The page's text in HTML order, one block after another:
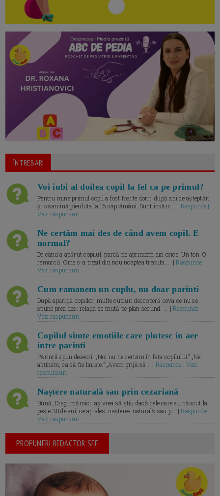
ÎNTREBARI
Voi iubi al doilea copil la fel ca pe primul?
Pentru mine primul copil a fost foarte dorit, după ani de așteptări
și o sarcină pierduta la 16 săptămâni. Sunt însărc... | Raspunde |
Vezi raspunsuri
Ne certăm mai des de când avem copil. E
normal?
De când a apărut copilul, parcă ne aprindem din orice. Un ton. O
remarcă. Cine s-a trezit din nou noaptea trecuta.... |Raspunde |
Vezi raspunsuri
Cum ramanem un cuplu, nu doar parinti
După apariția copiilor, multe cupluri descoperă ceva ce nu se
spune prea des: relația se mută pe plan secund. ... |Raspunde |
Vezi raspunsuri
Copilul simte emotiile care plutesc in aer
intre parinti
Părinții spun deseori: „Noi nu ne certăm în fața copilului.” „Ne
abținem, ca să fie liniște.” „Avem grijă să... | Raspunde | Vezi
raspunsuri
Naștere naturală sau prin cezariană
Bună, Dragi mămici, aș vrea să știu dacă cele care au născut la
peste 38 de ani, ce ați ales: nașterea naturală sau p... |Raspunde |
Vezi raspunsuri
PROPUNERI REDACTOR SEF